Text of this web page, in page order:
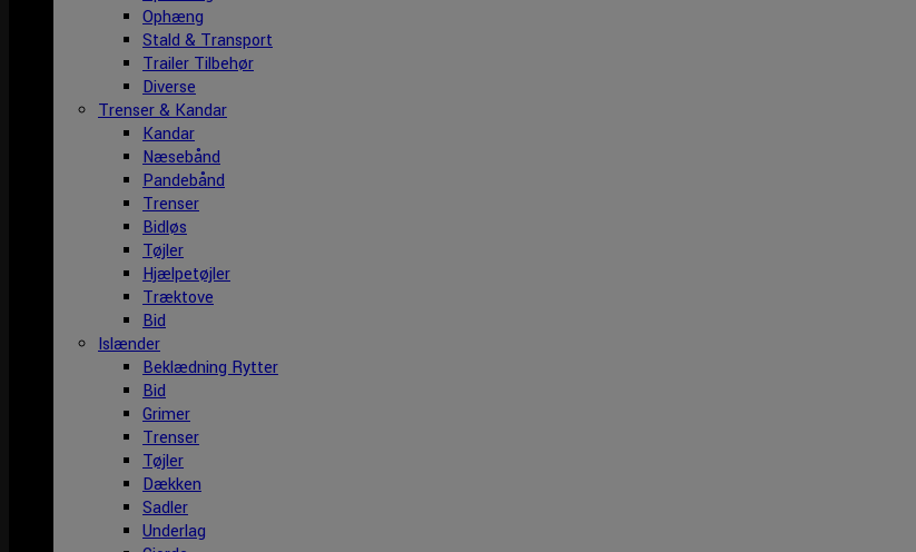
Ophæng
Stald & Transport
Trailer Tilbehør
Diverse
Trenser & Kandar
Kandar
Næsebånd
Pandebånd
Trenser
Bidløs
Tøjler
Hjælpetøjler
Træktove
Bid
Islænder
Beklædning Rytter
Bid
Grimer
Trenser
Tøjler
Dækken
Sadler
Underlag